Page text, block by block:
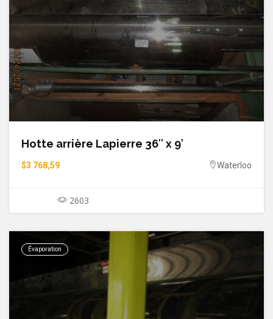
Hotte arrière Lapierre 36″ x 9′
$3 768,59 Waterloo
2603
Évaporation